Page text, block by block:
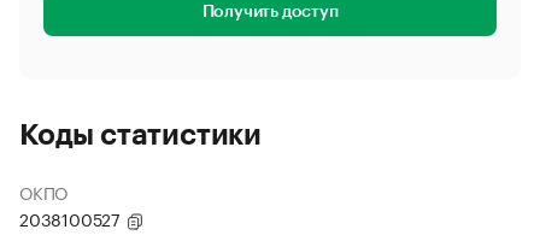
Получить доступ
Коды статистики
ОКПО
2038100527